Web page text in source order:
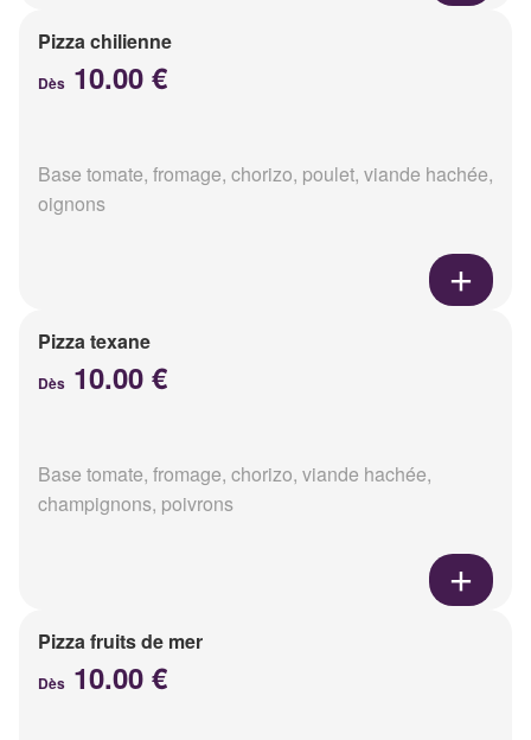
Pizza chilienne
Dès 10.00 €
Base tomate, fromage, chorizo, poulet, viande hachée,
oignons
Pizza texane
Dès 10.00 €
Base tomate, fromage, chorizo, viande hachée,
champignons, poivrons
Pizza fruits de mer
Dès 10.00 €